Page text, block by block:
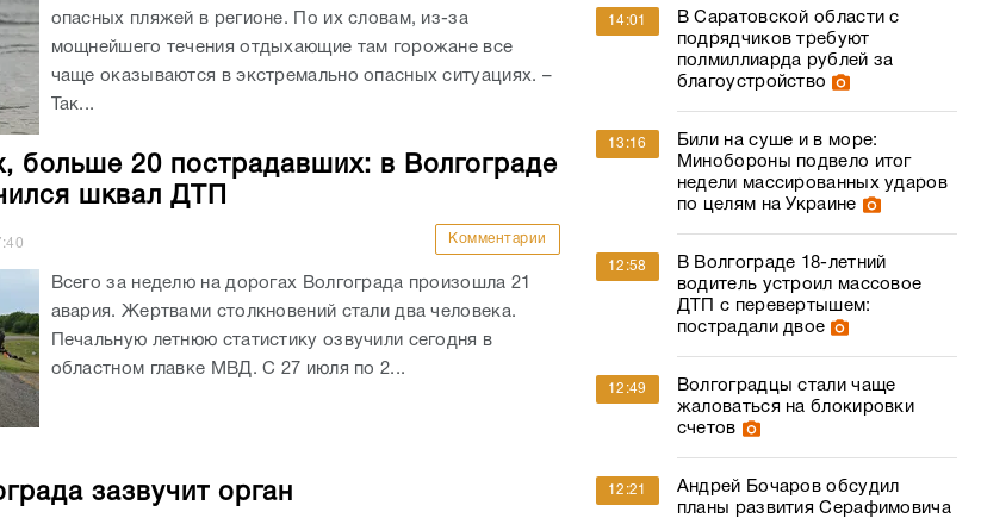
опасных пляжей в регионе. По их словам, из-за
мощнейшего течения отдыхающие там горожане все
чаще оказываются в экстремально опасных ситуациях. –
Так...
больше 20 пострадавших: в Волгограде
шквал ДТП
Комментарии
Всего за неделю на дорогах Волгограда произошла 21
авария. Жертвами столкновений стали два человека.
Печальную летнюю статистику озвучили сегодня в
областном главке МВД. С 27 июля по 2...
зазвучит орган
14:01
В Саратовской области с
подрядчиков требуют
полмиллиарда рублей за
благоустройство
13:16
Били на суше и в море:
Минобороны подвело итог
недели массированных ударов
по целям на Украине
12:58
В Волгограде 18-летний
водитель устроил массовое
ДТП с перевертышем:
пострадали двое
12:49
Волгоградцы стали чаще
жаловаться на блокировки
счетов
12:21
Андрей Бочаров обсудил
планы развития Серафимовича